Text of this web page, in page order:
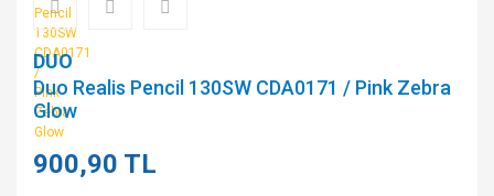
DUO
Duo Realis Pencil 130SW CDA0171 / Pink Zebra
Glow
900,90 TL